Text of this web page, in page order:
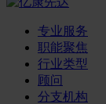
专业服务
职能聚焦
行业类型
顾问
分支机构